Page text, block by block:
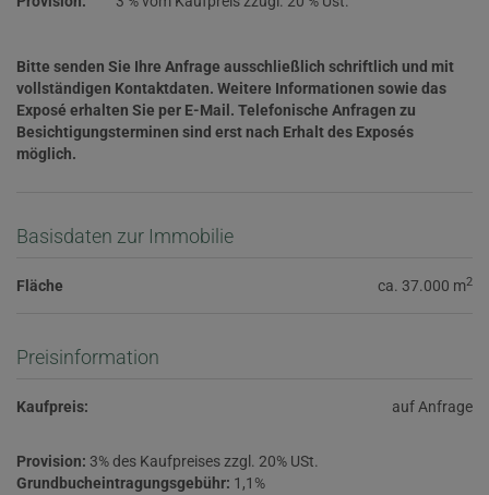
Bitte senden Sie Ihre Anfrage ausschließlich schriftlich und mit
vollständigen Kontaktdaten. Weitere Informationen sowie das
Exposé erhalten Sie per E-Mail. Telefonische Anfragen zu
Besichtigungsterminen sind erst nach Erhalt des Exposés
möglich.
Basisdaten zur Immobilie
Fläche ca. 37.000 m2
Preisinformation
Kaufpreis: auf Anfrage
Provision: 3% des Kaufpreises zzgl. 20% USt.
Grundbucheintragungsgebühr: 1,1%